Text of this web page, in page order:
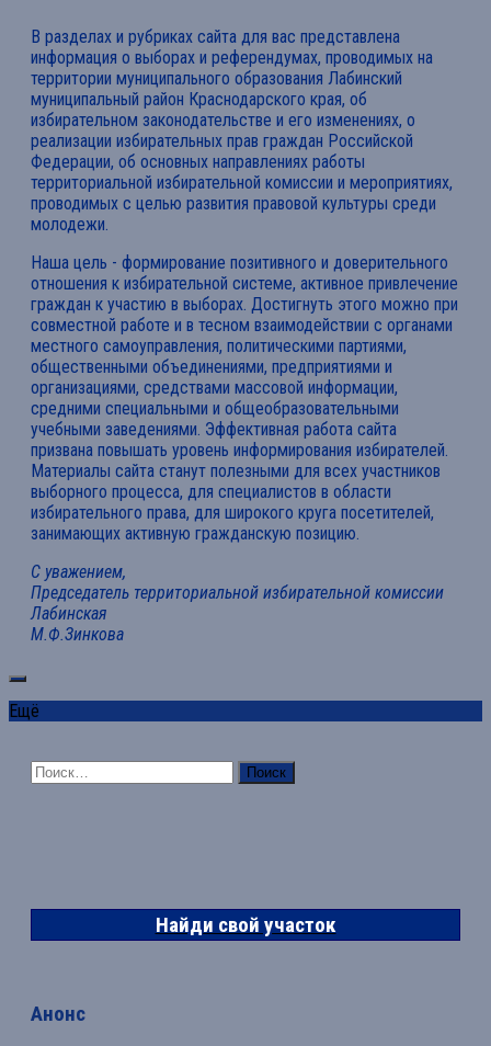
В разделах и рубриках сайта для вас представлена
информация о выборах и референдумах, проводимых на
территории муниципального образования Лабинский
муниципальный район Краснодарского края, об
избирательном законодательстве и его изменениях, о
реализации избирательных прав граждан Российской
Федерации, об основных направлениях работы
территориальной избирательной комиссии и мероприятиях,
проводимых с целью развития правовой культуры среди
молодежи.
Наша цель - формирование позитивного и доверительного
отношения к избирательной системе, активное привлечение
граждан к участию в выборах. Достигнуть этого можно при
совместной работе и в тесном взаимодействии с органами
местного самоуправления, политическими партиями,
общественными объединениями, предприятиями и
организациями, средствами массовой информации,
средними специальными и общеобразовательными
учебными заведениями. Эффективная работа сайта
призвана повышать уровень информирования избирателей.
Материалы сайта станут полезными для всех участников
выборного процесса, для специалистов в области
избирательного права, для широкого круга посетителей,
занимающих активную гражданскую позицию.
С уважением,
Председатель территориальной избирательной комиссии
Лабинская
М.Ф.Зинкова
Ещё
Найти:
Найди свой участок
Анонс